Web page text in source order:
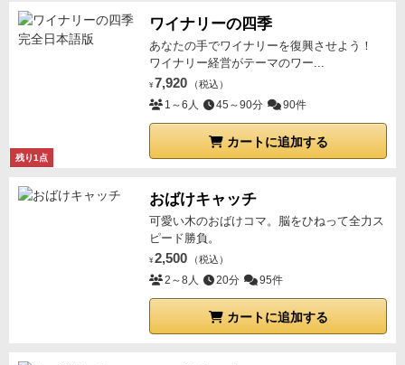
を決めます。プレイする人のことをターンプレイヤー
と呼びます。
②スタートプレイヤーは、対戦する人を
指名します。指名すること、されることを拒否するこ
とはできません。指名が終わったら、お互いの手札か
らそれぞれ1枚のジャンケンカードを「ジャンケンポ
ン」の掛け声で同時に出します。ジャンケンに勝った
場合、そのカードを自分の前に印字が見えるように置
す。以降は時計回りにターンプレイヤーを進行してい
○Tips◇前のターンプレイヤーがあいこで終わ
り、その次にターンが回ってきたプレイヤーは、ジャ
ンケンをする時、あいこでも勝ちとなります。
いなので、次にターンが回ってきたプレイヤーは、通
◇ホワイトカードは
相手にも情報を与えてしまい、手札にあると展開を読
残り1点
ワイナリーの四季
あなたの手でワイナリーを復興させよう！
ワイナリー経営がテーマのワー...
¥ 7,920 （税込）
1～6人 45～90分 90件
カートに追加する
おばけキャッチ
可愛い木のおばけコマ。脳をひねって全力ス
ピード勝負。
¥ 2,500 （税込）
2～8人 20分 95件
カートに追加する